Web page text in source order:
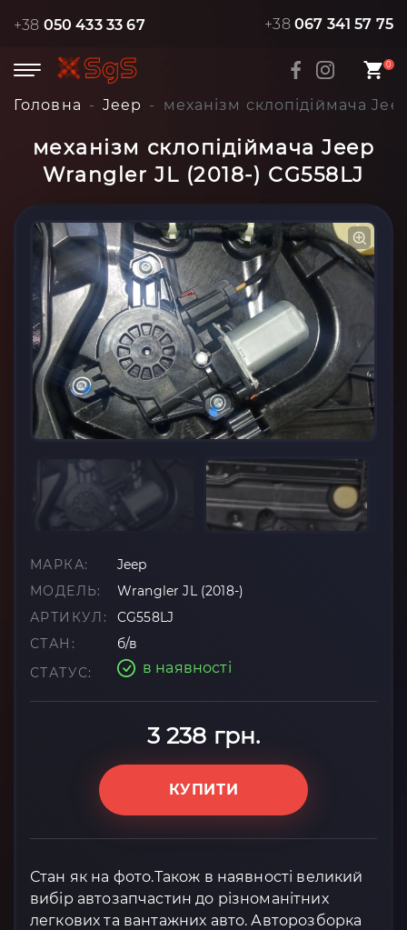
+38 050 433 33 67 +38 067 341 57 75
0
Головна Jeep механізм склопідіймача
механізм склопідіймача Jeep
Wrangler JL (2018-) CG558LJ
МАРКА:
Jeep
МОДЕЛЬ:
Wrangler JL (2018-)
АРТИКУЛ:
CG558LJ
СТАН:
б/в
СТАТУС:
в наявності
3 238 грн.
КУПИТИ
Стан як на фото.Також в наявності великий
вибір автозапчастин до різноманітних
легкових та вантажних авто. Авторозборка